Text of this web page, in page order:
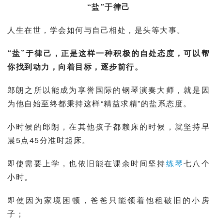
“盐”于律己
人生在世，学会如何与自己相处，是头等大事。
“盐”于律己，正是这样一种积极的自处态度，可以帮
你找到动力，向着目标，逐步前行。
郎朗之所以能成为享誉国际的钢琴演奏大师，就是因
为他自始至终都秉持这样“精益求精”的盐系态度。
小时候的郎朗，在其他孩子都赖床的时候，就坚持早
晨5点45分准时起床。
即使需要上学，也依旧能在课余时间坚持练琴七八个
小时。
即使因为家境困顿，爸爸只能领着他租破旧的小房
子；